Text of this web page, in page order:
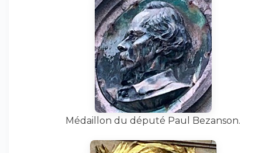
Médaillon du député Paul Bezanson.